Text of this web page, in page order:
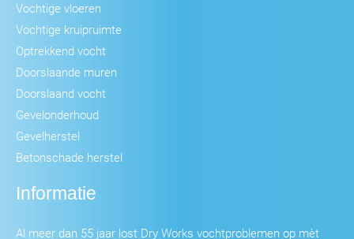
Vochtige vloeren
Vochtige kruipruimte
Optrekkend vocht
Doorslaande muren
Doorslaand vocht
Gevelonderhoud
Gevelherstel
Betonschade herstel
Informatie
Al meer dan 55 jaar lost Dry Works vochtproblemen op mèt